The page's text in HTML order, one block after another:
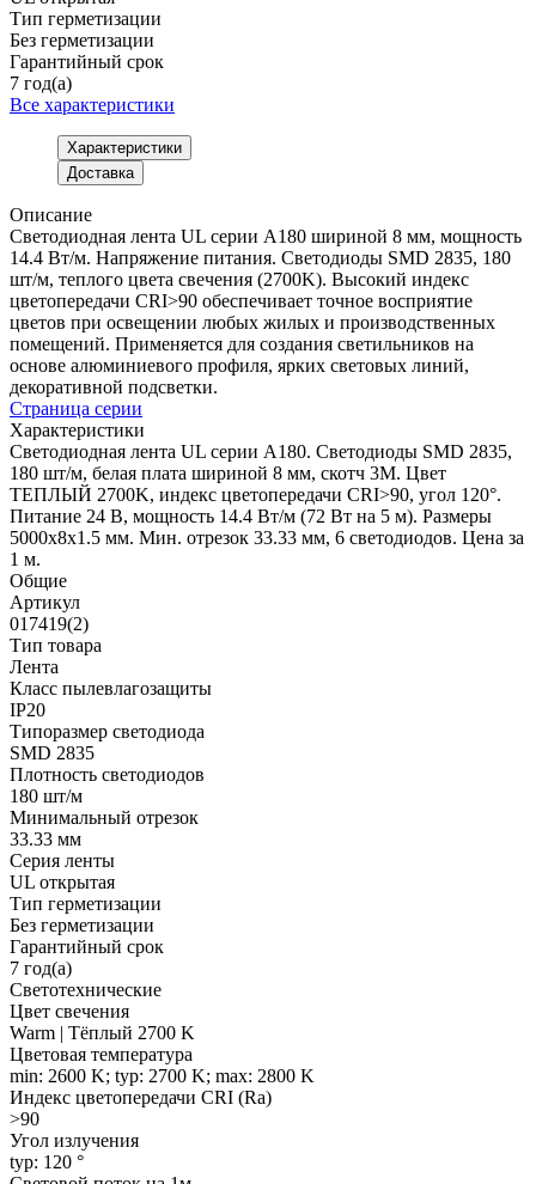
Тип герметизации
Без герметизации
Гарантийный срок
7 год(а)
Все характеристики
Характеристики
Доставка
Описание
Светодиодная лента UL серии A180 шириной 8 мм, мощность
14.4 Вт/м. Напряжение питания. Светодиоды SMD 2835, 180
шт/м, теплого цвета свечения (2700K). Высокий индекс
цветопередачи CRI>90 обеспечивает точное восприятие
цветов при освещении любых жилых и производственных
помещений. Применяется для создания светильников на
основе алюминиевого профиля, ярких световых линий,
декоративной подсветки.
Страница серии
Характеристики
Светодиодная лента UL серии A180. Светодиоды SMD 2835,
180 шт/м, белая плата шириной 8 мм, скотч 3M. Цвет
ТЕПЛЫЙ 2700K, индекс цветопередачи CRI>90, угол 120°.
Питание 24 В, мощность 14.4 Вт/м (72 Вт на 5 м). Размеры
5000x8x1.5 мм. Мин. отрезок 33.33 мм, 6 светодиодов. Цена за
1 м.
Общие
Артикул
017419(2)
Тип товара
Лента
Класс пылевлагозащиты
IP20
Типоразмер светодиода
SMD 2835
Плотность светодиодов
180 шт/м
Минимальный отрезок
33.33 мм
Серия ленты
UL открытая
Тип герметизации
Без герметизации
Гарантийный срок
7 год(а)
Светотехнические
Цвет свечения
Warm | Тёплый 2700 K
Цветовая температура
min: 2600 K; typ: 2700 K; max: 2800 K
Индекс цветопередачи CRI (Ra)
>90
Угол излучения
typ: 120 °